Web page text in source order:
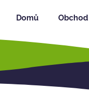
Domů Obchod